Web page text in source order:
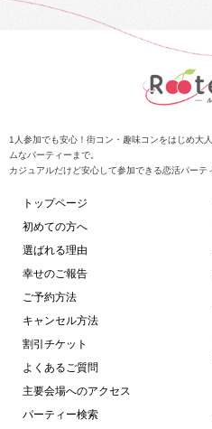
1人参加でも安心！街コン・趣味コンをはじめ大
ムなパーティーまで。
カジュアルだけど安心して参加できる恋活パーテ
トップページ
初めての方へ
選ばれる理由
幸せのご報告
ご予約方法
キャンセル方法
割引チケット
よくあるご質問
主要会場へのアクセス
パーティー検索